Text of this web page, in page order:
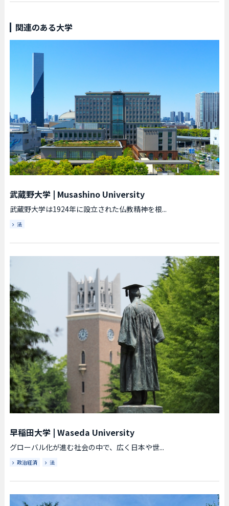
関連のある大学
武蔵野大学| Musashino University
武蔵野大学は1924年に設立された仏教精神を根...
法
早稲田大学| Waseda University
グローバル化が進む社会の中で、広く日本や世...
政治経済 法